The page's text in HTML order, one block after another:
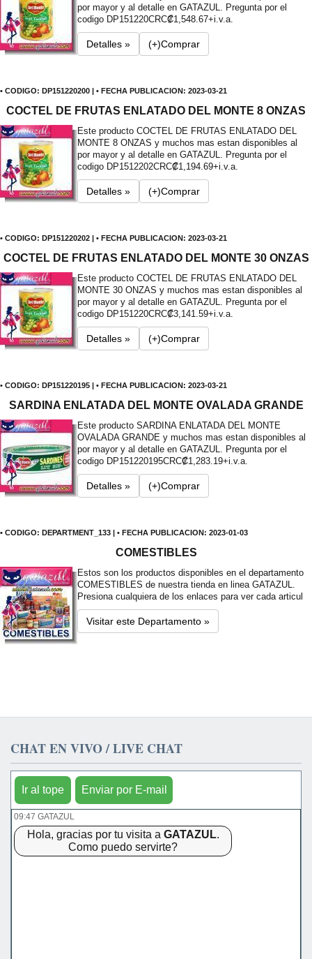
por mayor y al detalle en GATAZUL. Pregunta por el
codigo DP151220CRC₡1,548.67+i.v.a.
Detalles » (+)Comprar
• CODIGO: DP151220200 | • FECHA PUBLICACION: 2023-03-21
COCTEL DE FRUTAS ENLATADO DEL MONTE 8 ONZAS
Este producto COCTEL DE FRUTAS ENLATADO DEL
MONTE 8 ONZAS y muchos mas estan disponibles al
por mayor y al detalle en GATAZUL. Pregunta por el
codigo DP1512202CRC₡1,194.69+i.v.a.
Detalles » (+)Comprar
• CODIGO: DP151220202 | • FECHA PUBLICACION: 2023-03-21
COCTEL DE FRUTAS ENLATADO DEL MONTE 30 ONZAS
Este producto COCTEL DE FRUTAS ENLATADO DEL
MONTE 30 ONZAS y muchos mas estan disponibles al
por mayor y al detalle en GATAZUL. Pregunta por el
codigo DP151220CRC₡3,141.59+i.v.a.
Detalles » (+)Comprar
• CODIGO: DP151220195 | • FECHA PUBLICACION: 2023-03-21
SARDINA ENLATADA DEL MONTE OVALADA GRANDE
Este producto SARDINA ENLATADA DEL MONTE
OVALADA GRANDE y muchos mas estan disponibles al
por mayor y al detalle en GATAZUL. Pregunta por el
codigo DP151220195CRC₡1,283.19+i.v.a.
Detalles » (+)Comprar
• CODIGO: DEPARTMENT_133 | • FECHA PUBLICACION: 2023-01-03
COMESTIBLES
Estos son los productos disponibles en el departamento
COMESTIBLES de nuestra tienda en linea GATAZUL.
Presiona cualquiera de los enlaces para ver cada articul
Visitar este Departamento »
CHAT EN VIVO / LIVE CHAT
Ir al tope Enviar por E-mail
09:47 GATAZUL
Hola, gracias por tu visita a GATAZUL.
Como puedo servirte?